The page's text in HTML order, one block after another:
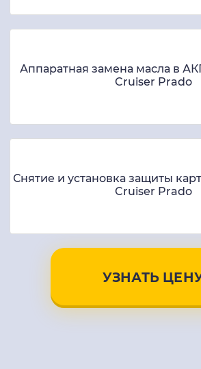
Аппаратная замена масла в
Cruiser Prado
Снятие и установка защиты
Cruiser Prado
УЗНАТЬ